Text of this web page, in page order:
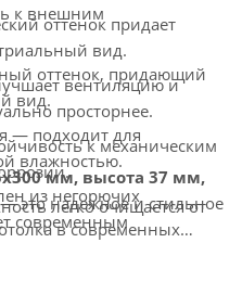
к внешним
оттенок, придающий
вид.
— подходит для
влажностью.
из негорючих
современным
оттенок придает
вид.
вентиляцию и
просторнее.
к механическим
легко очищается от
— подходит для
мм, высота 37 мм,
это надежное и стильное
в современных